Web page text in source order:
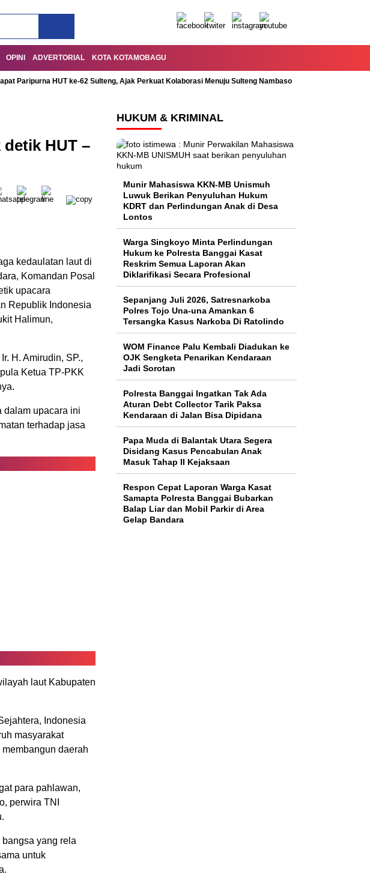
OPINI ADVERTORIAL KOTA KOTAMOBAGU
Paripurna HUT ke-62 Sulteng, Ajak Perkuat Kolaborasi Menuju Sulteng Nambaso
HUT –
kedaulatan laut di
Komandan Posal
upacara
Republik Indonesia
Halimun,
H. Amirudin, SP.,
Ketua TP-PKK
dalam upacara ini
terhadap jasa
laut Kabupaten
Indonesia
masyarakat
daerah
para pahlawan,
perwira TNI
yang rela
untuk
HUKUM & KRIMINAL
Munir Mahasiswa KKN-MB Unismuh
Luwuk Berikan Penyuluhan Hukum
KDRT dan Perlindungan Anak di Desa
Lontos
Warga Singkoyo Minta Perlindungan
Hukum ke Polresta Banggai Kasat
Reskrim Semua Laporan Akan
Diklarifikasi Secara Profesional
Sepanjang Juli 2026, Satresnarkoba
Polres Tojo Una-una Amankan 6
Tersangka Kasus Narkoba Di Ratolindo
WOM Finance Palu Kembali Diadukan ke
OJK Sengketa Penarikan Kendaraan
Jadi Sorotan
Polresta Banggai Ingatkan Tak Ada
Aturan Debt Collector Tarik Paksa
Kendaraan di Jalan Bisa Dipidana
Papa Muda di Balantak Utara Segera
Disidang Kasus Pencabulan Anak
Masuk Tahap II Kejaksaan
Respon Cepat Laporan Warga Kasat
Samapta Polresta Banggai Bubarkan
Balap Liar dan Mobil Parkir di Area
Gelap Bandara